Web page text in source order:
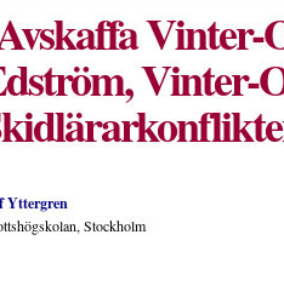
Vinter-
Vinter-
Yttergren
Stockholm